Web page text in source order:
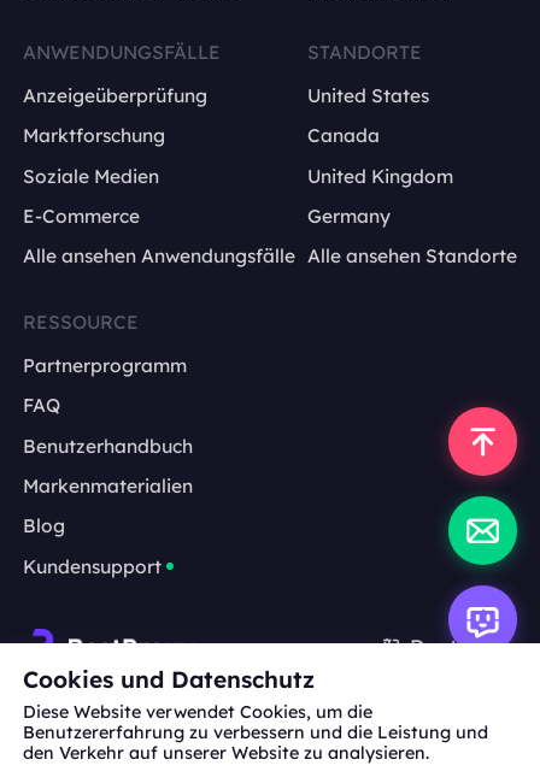
ANWENDUNGSFÄLLE
Anzeigeüberprüfung
Marktforschung
Soziale Medien
E-Commerce
Alle ansehen Anwendungsfälle
STANDORTE
United States
Canada
United Kingdom
Germany
Alle ansehen Standorte
RESSOURCE
Partnerprogramm
FAQ
Benutzerhandbuch
Markenmaterialien
Blog
Kundensupport
Deutsch
Zusammenarbeit:michael.wang@bestproxy.com
Cookies und Datenschutz
Diese Website verwendet Cookies, um die
Benutzererfahrung zu verbessern und die Leistung und
den Verkehr auf unserer Website zu analysieren.